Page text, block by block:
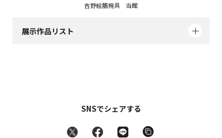
吉野絵膳椀具 当館
展示作品リスト
SNSでシェアする